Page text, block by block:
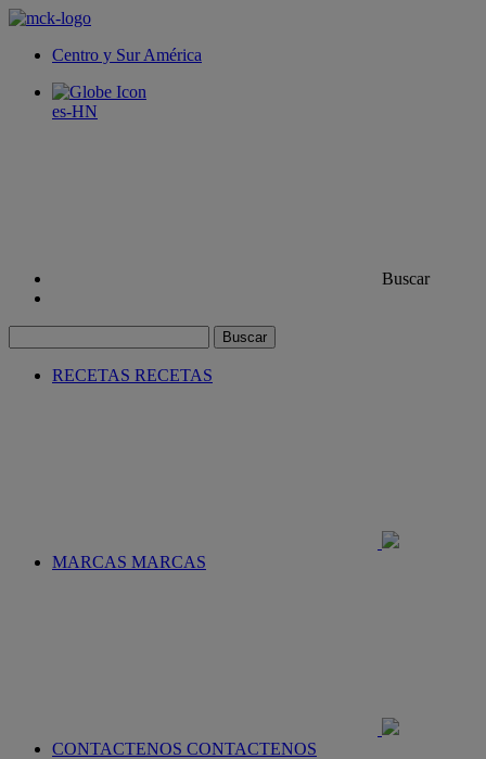
Centro y Sur América
es-HN
Buscar
Buscar
RECETAS RECETAS
MARCAS MARCAS
CONTACTENOS CONTACTENOS